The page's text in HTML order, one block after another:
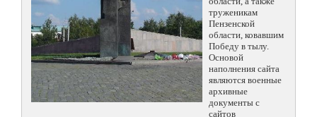
труженикам
Пензенской
области, ковавшим
Победу в тылу.
Основой
наполнения сайта
являются военные
архивные
документы с
сайтов